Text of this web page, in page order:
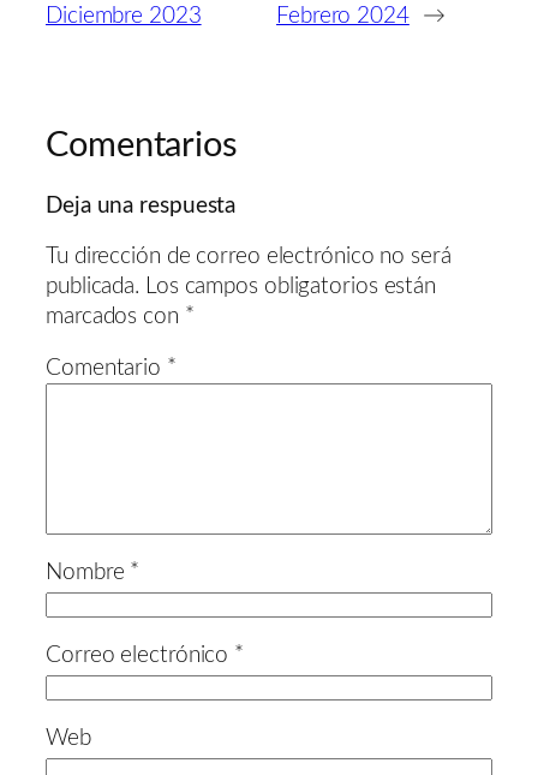
Diciembre 2023
Febrero 2024
→
Comentarios
Deja una respuesta
Tu dirección de correo electrónico no será
publicada.
Los campos obligatorios están
marcados con *
Comentario *
Nombre *
Correo electrónico *
Web